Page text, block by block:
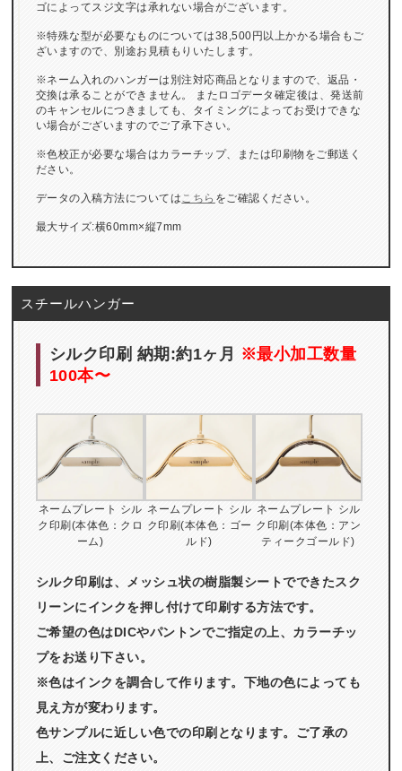
ゴによってスジ文字は承れない場合がございます。
※特殊な型が必要なものについては38,500円以上かかる場合もご
ざいますので、別途お見積もりいたします。
※ネーム入れのハンガーは別注対応商品となりますので、返品・
交換は承ることができません。 またロゴデータ確定後は、発送前
のキャンセルにつきましても、タイミングによってお受けできな
い場合がございますのでご了承下さい。
※色校正が必要な場合はカラーチップ、または印刷物をご郵送く
ださい。
データの入稿方法についてはこちら をご確認ください。
最大サイズ:横60mm×縦7mm
スチールハンガー
シルク印刷 納期:約1ヶ月
※最小加工数量
100本〜
ネームプレート シル
ク印刷(本体色：クロ
ーム)
ネームプレート シル
ク印刷(本体色：ゴー
ルド)
ネームプレート シル
ク印刷(本体色：アン
ティークゴールド)
シルク印刷は、メッシュ状の樹脂製シートでできたスク
リーンにインクを押し付けて印刷する方法です。
ご希望の色はDICやパントンでご指定の上、カラーチッ
プをお送り下さい。
※色はインクを調合して作ります。下地の色によっても
見え方が変わります。
色サンプルに近しい色での印刷となります。ご了承の
上、ご注文ください。